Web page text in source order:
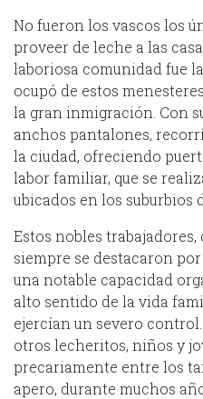
No fueron los vascos los
proveer de leche a las
laboriosa comunidad fue
ocupó de estos
la gran inmigración. Con
anchos pantalones,
la ciudad, ofreciendo
labor familiar, que se
ubicados en los suburbios
Estos nobles
siempre se destacaron
una notable capacidad
alto sentido de la vida
ejercían un severo
otros lecheritos, niños y
precariamente entre los
apero, durante muchos